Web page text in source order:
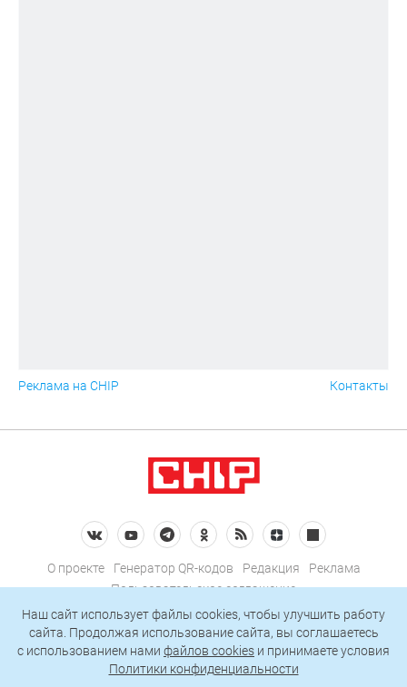
Реклама на CHIP Контакты
О проекте Генератор QR-кодов Редакция
Реклама
Пользовательское соглашение
Политика конфиденциальности
Подписаться на рассылку
Наш сайт использует файлы cookies, чтобы улучшить работу
сайта. Продолжая использование сайта, вы соглашаетесь
c использованием нами файлов cookies и принимаете условия
Политики конфиденциальности